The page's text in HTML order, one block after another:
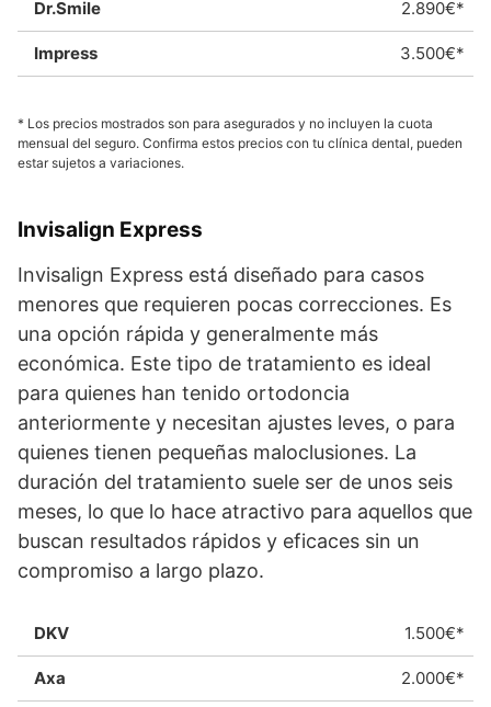
2.890€*
3.500€*
* Los precios mostrados son para asegurados y no incluyen la cuota
mensual del seguro. Confirma estos precios con tu clínica dental, pueden
estar sujetos a variaciones.
Invisalign Express
Invisalign Express está diseñado para casos
menores que requieren pocas correcciones. Es
una opción rápida y generalmente más
económica. Este tipo de tratamiento es ideal
para quienes han tenido ortodoncia
anteriormente y necesitan ajustes leves, o para
quienes tienen pequeñas maloclusiones. La
duración del tratamiento suele ser de unos seis
meses, lo que lo hace atractivo para aquellos que
buscan resultados rápidos y eficaces sin un
compromiso a largo plazo.
1.500€*
2.000€*